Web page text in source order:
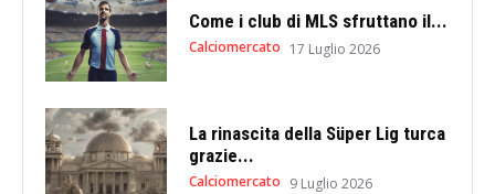
Come i club di MLS sfruttano il...
Calciomercato 17 Luglio 2026
La rinascita della Süper Lig turca
grazie...
Calciomercato 9 Luglio 2026